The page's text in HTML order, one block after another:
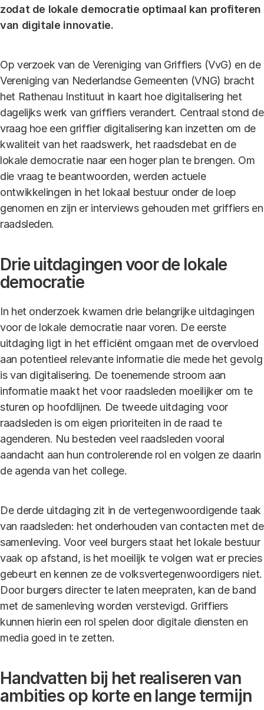
zodat de lokale democratie optimaal kan profiteren
van digitale innovatie.
Op verzoek van de Vereniging van Griffiers (VvG) en de
Vereniging van Nederlandse Gemeenten (VNG) bracht
het Rathenau Instituut in kaart hoe digitalisering het
dagelijks werk van griffiers verandert. Centraal stond de
vraag hoe een griffier digitalisering kan inzetten om de
kwaliteit van het raadswerk, het raadsdebat en de
lokale democratie naar een hoger plan te brengen. Om
die vraag te beantwoorden, werden actuele
ontwikkelingen in het lokaal bestuur onder de loep
genomen en zijn er interviews gehouden met griffiers en
raadsleden.
Drie uitdagingen voor de lokale
democratie
In het onderzoek kwamen drie belangrijke uitdagingen
voor de lokale democratie naar voren. De eerste
uitdaging ligt in het efficiënt omgaan met de overvloed
aan potentieel relevante informatie die mede het gevolg
is van digitalisering. De toenemende stroom aan
informatie maakt het voor raadsleden moeilijker om te
sturen op hoofdlijnen. De tweede uitdaging voor
raadsleden is om eigen prioriteiten in de raad te
agenderen. Nu besteden veel raadsleden vooral
aandacht aan hun controlerende rol en volgen ze daarin
de agenda van het college.
De derde uitdaging zit in de vertegenwoordigende taak
van raadsleden: het onderhouden van contacten met de
samenleving. Voor veel burgers staat het lokale bestuur
vaak op afstand, is het moeilijk te volgen wat er precies
gebeurt en kennen ze de volksvertegenwoordigers niet.
Door burgers directer te laten meepraten, kan de band
met de samenleving worden verstevigd. Griffiers
kunnen hierin een rol spelen door digitale diensten en
media goed in te zetten.
Handvatten bij het realiseren van
ambities op korte en lange termijn